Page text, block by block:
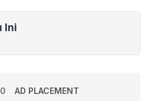
Ini
AD PLACEMENT